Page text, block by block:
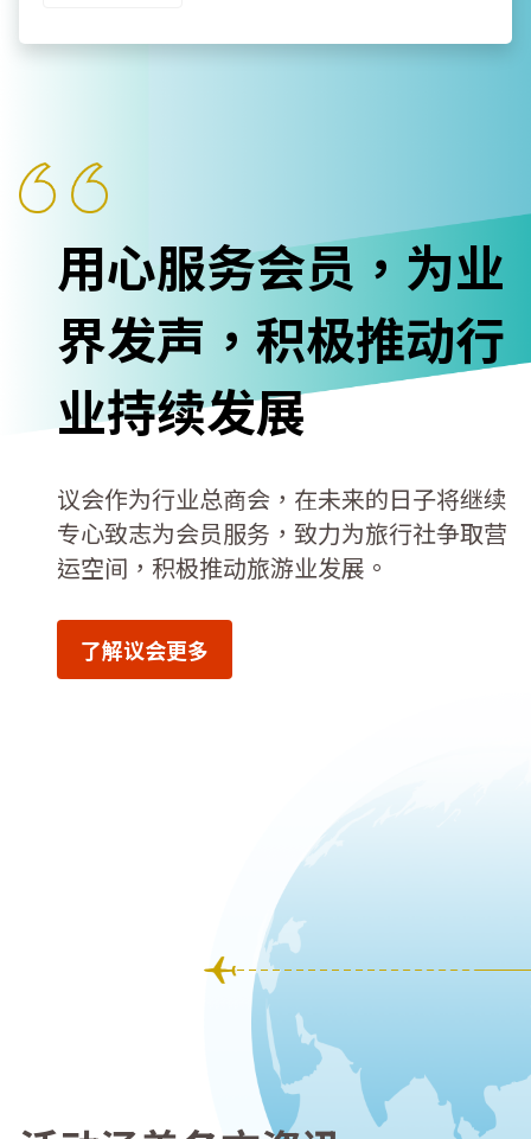
用心服务会员，为业
界发声，积极推动行
业持续发展
议会作为行业总商会，在未来的日子将继续
专心致志为会员服务，致力为旅行社争取营
运空间，积极推动旅游业发展。
了解议会更多